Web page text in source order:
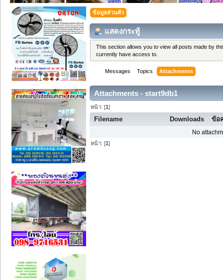
ข้อมูลส่วนตัว
แสดงกระทู้
This section allows you to view all posts made by
currently have access to.
Messages Topics Attachments
Attachments - start9db1
หน้า: [1]
Filename Downloads ข้อ
No
หน้า: [1]